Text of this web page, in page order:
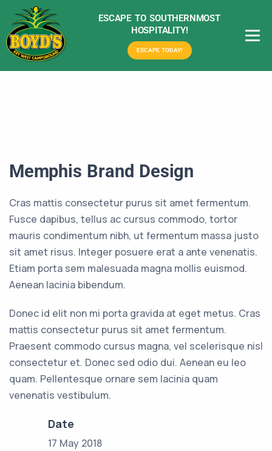
ESCAPE TO SOUTHERNMOST
HOSPITALITY!
ESCAPE TODAY!
Memphis Brand Design
Cras mattis consectetur purus sit amet fermentum.
Fusce dapibus, tellus ac cursus commodo, tortor
mauris condimentum nibh, ut fermentum massa justo
sit amet risus. Integer posuere erat a ante venenatis.
Etiam porta sem malesuada magna mollis euismod.
Aenean lacinia bibendum.
Donec id elit non mi porta gravida at eget metus. Cras
mattis consectetur purus sit amet fermentum.
Praesent commodo cursus magna, vel scelerisque nisl
consectetur et. Donec sed odio dui. Aenean eu leo
quam. Pellentesque ornare sem lacinia quam
venenatis vestibulum.
Date
17 May 2018